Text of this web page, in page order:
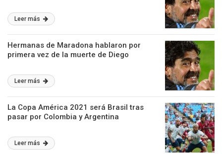
Leer más
Hermanas de Maradona hablaron por
primera vez de la muerte de Diego
Leer más
La Copa América 2021 será Brasil tras
pasar por Colombia y Argentina
Leer más